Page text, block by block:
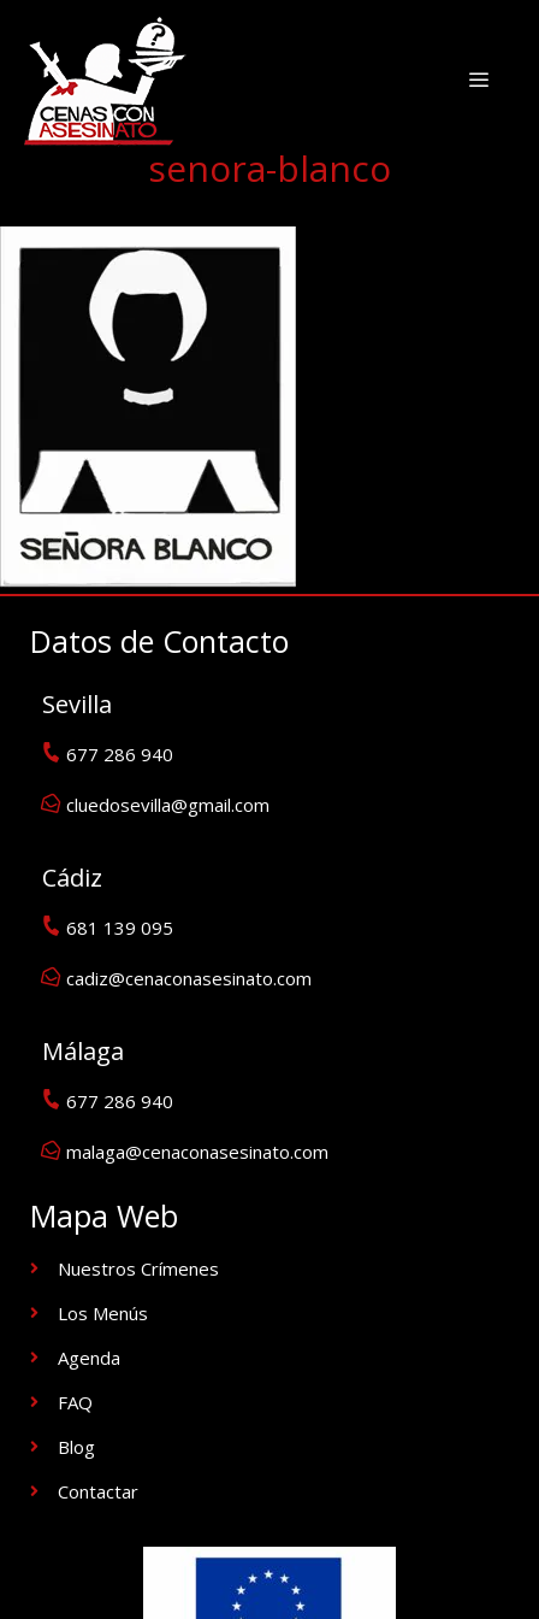
senora-blanco
Datos de Contacto
Sevilla
677 286 940
cluedosevilla@gmail.com
Cádiz
681 139 095
cadiz@cenaconasesinato.com
Málaga
677 286 940
malaga@cenaconasesinato.com
Mapa Web
Nuestros Crímenes
Los Menús
Agenda
FAQ
Blog
Contactar